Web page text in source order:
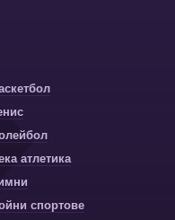
атлетика
спортове